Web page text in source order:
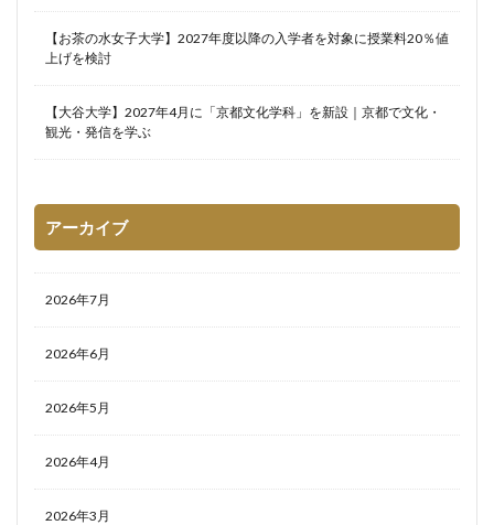
【お茶の水女子大学】2027年度以降の入学者を対象に授業料20％値
上げを検討
【大谷大学】2027年4月に「京都文化学科」を新設｜京都で文化・
観光・発信を学ぶ
アーカイブ
2026年7月
2026年6月
2026年5月
2026年4月
2026年3月